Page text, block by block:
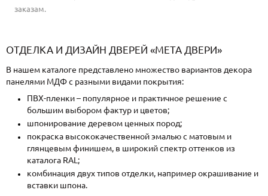
заказам.
ОТДЕЛКА И ДИЗАЙН ДВЕРЕЙ «МЕТА ДВЕРИ»
В нашем каталоге представлено множество вариантов декора
панелями МДФ с разными видами покрытия:
ПВХ-пленки – популярное и практичное решение с
большим выбором фактур и цветов;
шпонирование деревом ценных пород;
покраска высококачественной эмалью с матовым и
глянцевым финишем, в широкий спектр оттенков из
каталога RAL;
комбинация двух типов отделки, например окрашивание и
вставки шпона.